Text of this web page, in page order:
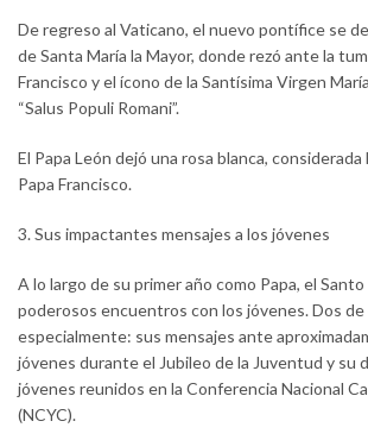
De regreso al Vaticano, el nuevo pontífice se
de Santa María la Mayor, donde rezó ante la
Francisco y el ícono de la Santísima Virgen
“Salus Populi Romani”.
El Papa León dejó una rosa blanca,
Papa Francisco.
3. Sus impactantes mensajes a los jóvenes
A lo largo de su primer año como Papa, el
poderosos encuentros con los jóvenes. Dos
especialmente: sus mensajes ante
jóvenes durante el Jubileo de la Juventud y su
jóvenes reunidos en la Conferencia Nacional
(NCYC).